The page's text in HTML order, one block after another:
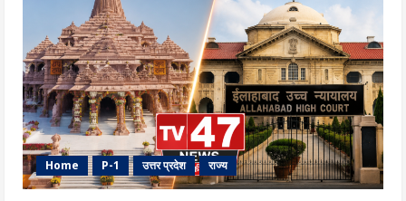
Home P-1 उत्तर प्रदेश राज्य